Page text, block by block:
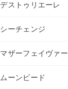
デストゥリエーレ
シーチェンジ
マザーフェイヴァー
ムーンビード